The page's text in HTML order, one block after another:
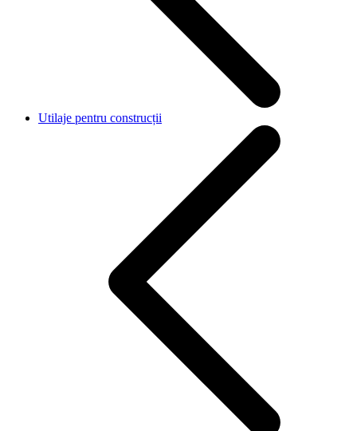
Utilaje pentru construcții